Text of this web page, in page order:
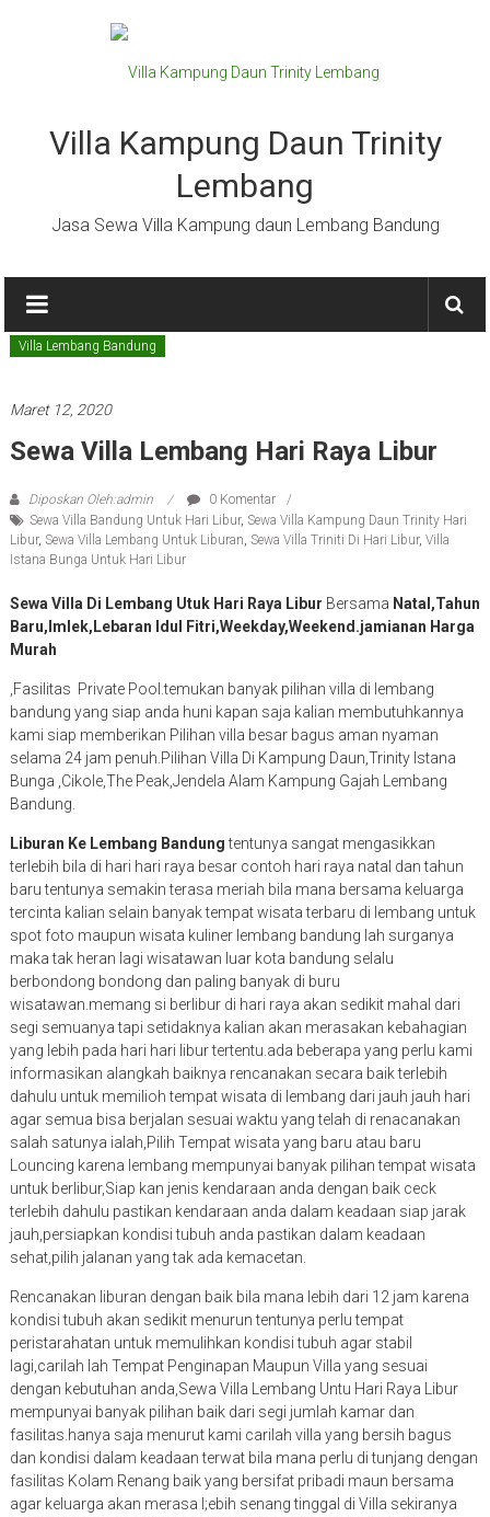
Villa Kampung Daun Trinity
Lembang
Jasa Sewa Villa Kampung daun Lembang Bandung
Villa Lembang Bandung
Maret 12, 2020
Sewa Villa Lembang Hari Raya Libur
Diposkan Oleh:admin
0 Komentar
Sewa Villa Bandung Untuk Hari Libur, Sewa Villa Kampung Daun Trinity Hari
Libur, Sewa Villa Lembang Untuk Liburan, Sewa Villa Triniti Di Hari Libur, Villa
Istana Bunga Untuk Hari Libur
Sewa Villa Di Lembang Utuk Hari Raya Libur Bersama Natal,Tahun
Baru,Imlek,Lebaran Idul Fitri,Weekday,Weekend.jamianan Harga
Murah
,Fasilitas Private Pool.temukan banyak pilihan villa di lembang
bandung yang siap anda huni kapan saja kalian membutuhkannya
kami siap memberikan Pilihan villa besar bagus aman nyaman
selama 24 jam penuh.Pilihan Villa Di Kampung Daun,Trinity Istana
Bunga ,Cikole,The Peak,Jendela Alam Kampung Gajah Lembang
Bandung.
Liburan Ke Lembang Bandungtentunya sangat mengasikkan
terlebih bila di hari hari raya besar contoh hari raya natal dan tahun
baru tentunya semakin terasa meriah bila mana bersama keluarga
tercinta kalian selain banyak tempat wisata terbaru di lembang untuk
spot foto maupun wisata kuliner lembang bandung lah surganya
maka tak heran lagi wisatawan luar kota bandung selalu
berbondong bondong dan paling banyak di buru
wisatawan.memang si berlibur di hari raya akan sedikit mahal dari
segi semuanya tapi setidaknya kalian akan merasakan kebahagian
yang lebih pada hari hari libur tertentu.ada beberapa yang perlu kami
informasikan alangkah baiknya rencanakan secara baik terlebih
dahulu untuk memilioh tempat wisata di lembang dari jauh jauh hari
agar semua bisa berjalan sesuai waktu yang telah di renacanakan
salah satunya ialah,Pilih Tempat wisata yang baru atau baru
Louncing karena lembang mempunyai banyak pilihan tempat wisata
untuk berlibur,Siap kan jenis kendaraan anda dengan baik ceck
terlebih dahulu pastikan kendaraan anda dalam keadaan siap jarak
jauh,persiapkan kondisi tubuh anda pastikan dalam keadaan
sehat,pilih jalanan yang tak ada kemacetan.
Rencanakan liburan dengan baik bila mana lebih dari 12 jam karena
kondisi tubuh akan sedikit menurun tentunya perlu tempat
peristarahatan untuk memulihkan kondisi tubuh agar stabil
lagi,carilah lah Tempat Penginapan Maupun Villa yang sesuai
dengan kebutuhan anda,Sewa Villa Lembang Untu Hari Raya Libur
mempunyai banyak pilihan baik dari segi jumlah kamar dan
fasilitas.hanya saja menurut kami carilah villa yang bersih bagus
dan kondisi dalam keadaan terwat bila mana perlu di tunjang dengan
fasilitas Kolam Renang baik yang bersifat pribadi maun bersama
agar keluarga akan merasa l;ebih senang tinggal di Villa sekiranya